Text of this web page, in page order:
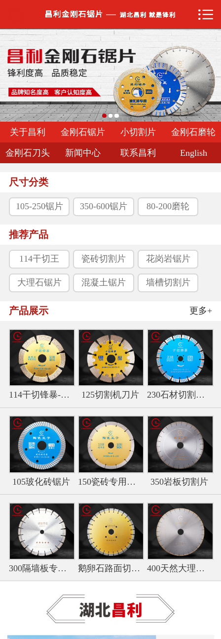
 网站首页
关于昌利
金刚石锯片
小切割片
金刚石磨轮
金刚石刀头
新闻中心
English

关于昌利 金刚石锯片 小切割片 金刚石磨轮
金刚石刀头 新闻中心 联系昌利 English
尺寸分类
105-250锯片 350-600锯片 80-200磨轮
推荐产品
114干切王 瓷砖切割片 花岗岩锯片
大理石锯片 混凝土锯片 墙槽切割片
产品展示 更多+
114干切锋暴-金色干切王切 125切割机刀片 230石材切割片-波纹干切
105玻化砖锯片 150瓷砖专用切割片 350岩板切割片
300隔墙板专用切割片 鹅卵石路面切割专用锯片 400天然大理石锯片